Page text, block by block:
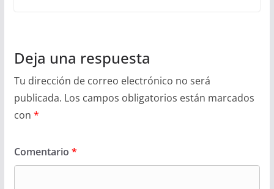
Deja una respuesta
Tu dirección de correo electrónico no será
publicada. Los campos obligatorios están marcados
con *
Comentario *